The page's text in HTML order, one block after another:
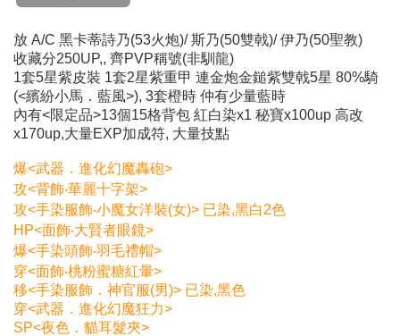
放 A/C 黑卡蒂詩乃(53火炮)/ 斯乃(50雙戟)/ 伊乃(50聖教)
收藏分250UP,, 齊PVP稱號(非馴龍)
1套5星紫皮裝 1套2星紫重甲 連金炮金鎚紫雙戟5星 80%騎
(<繽紛小馬．藍風>), 3套橙時 仲有少量藍時
內有<限定品>13個15格背包 紅白染x1 秘寶x100up 高改
x170up,大量EXP加成符, 大量技點
爆<武器．進化幻魔轟砲>
攻<背飾‧華麗十字架>
攻<手染服飾‧小魔女洋裝(女)> 已染,黑白2色
HP<面飾‧大賢者眼鏡>
爆<手染頭飾‧羽毛禮帽>
穿<面飾‧桃粉蜜糖紅暈>
移<手染服飾．神官服(男)> 已染,黑色
穿<武器．進化幻魔狂力>
SP<夜色．貓耳髮夾>